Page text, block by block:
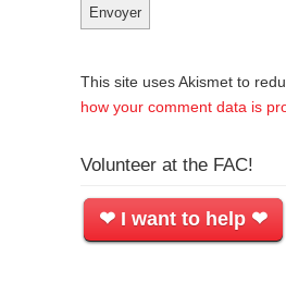
This site uses Akismet to
how your comment data is
Volunteer at the FAC!
❤ I want to help ❤